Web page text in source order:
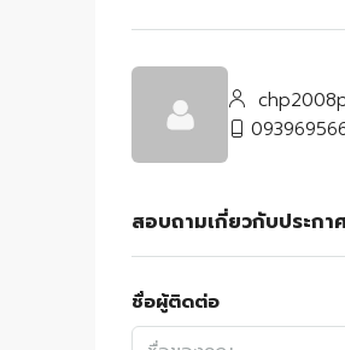
สอบถามเกี่ยวกับประกา
ชื่อผู้ติดต่อ